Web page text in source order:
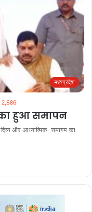
मध्यप्रदेश
2,886
का हुआ समापन
और आध्यात्मिक समागम का